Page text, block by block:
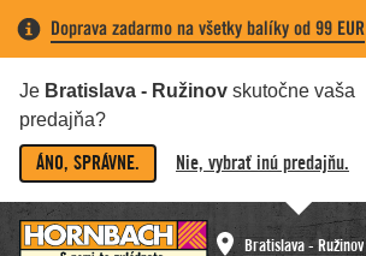
Doprava zadarmo na všetky balíky od 99 EUR
Je Bratislava - Ružinov skutočne vaša
predajňa?
ÁNO, SPRÁVNE. Nie, vybrať inú predajňu.
Bratislava - Ružinov